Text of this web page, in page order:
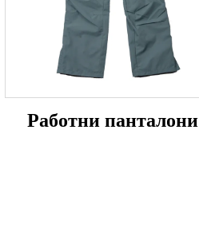
Работни панталони